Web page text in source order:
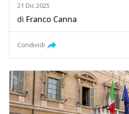
21 Dic 2025
di Franco Canna
Condividi